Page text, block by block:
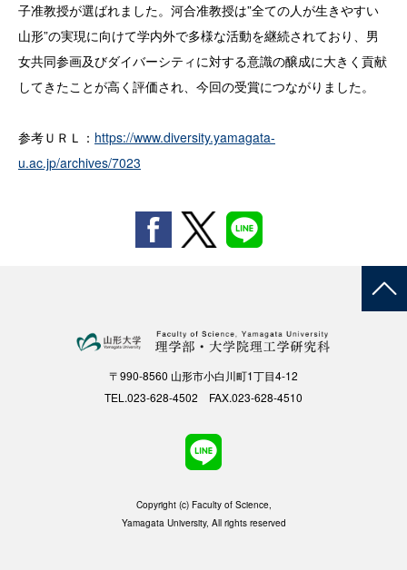
子准教授が選ばれました。河合准教授は”全ての人が生きやすい
山形”の実現に向けて学内外で多様な活動を継続されており、男
女共同参画及びダイバーシティに対する意識の醸成に大きく貢献
してきたことが高く評価され、今回の受賞につながりました。
参考ＵＲＬ： https://www.diversity.yamagata-
u.ac.jp/archives/7023
〒990-8560 山形市小白川町1丁目4-12
TEL.023-628-4502 FAX.023-628-4510
Copyright (c) Faculty of Science,
Yamagata University, All rights reserved